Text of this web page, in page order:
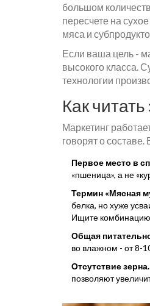
большом
пересчете на
мяса и
Если ваша цель -
высокого класса.
технологии
Как
Маркетинг
говорят о
Первое место в
«пшеница», а не
Термин «Мясная
белка, но хуже
Ищите
Общая
во влажном - от 8-
Отсутствие зерна.
позволяют